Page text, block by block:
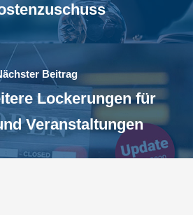
Beitrag
Lockerungen für
Veranstaltungen